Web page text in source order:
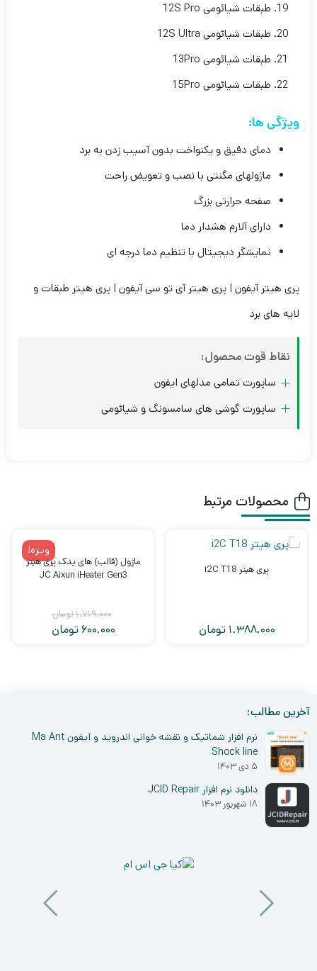
طبقات شیائومی 12S Pro
طبقات شیائومی 12S Ultra
طبقات شیائومی 13Pro
طبقات شیائومی 15Pro
ویژگی ها:
دمای دقیق و یکنواخت بدون آسیب زدن به برد
ماژولهای مگنتی با نصب و تعویض راحت
صفحه حرارتی بزرگ
دارای آلارم هشدار دما
نمایشگر دیجیتال با تنظیم دما درجه ای
پری هیتر آیفون | پری هیتر آی تو سی آیفون | پری هیتر طبقات و
لایه های برد
نقاط قوت محصول:
ساپورت تمامی مدلهای ایفون
ساپورت گوشی های سامسونگ و شیائومی
محصولات مرتبط
پری هیتر i2C T18
1.388.000 تومان
ویژه!
ماژول (قالب) های یدک پری هیتر
‌JC Aixun iHeater Gen3
1.719.000تومان
600.000 تومان
آخرین مطالب:
نرم افزار شماتیک و نقشه خوانی اندروید و آیفون Ma Ant
Shock line
۵ دی ۱۴۰۳
دانلود نرم افزار JCID Repair
۱۸ شهریور ۱۴۰۳